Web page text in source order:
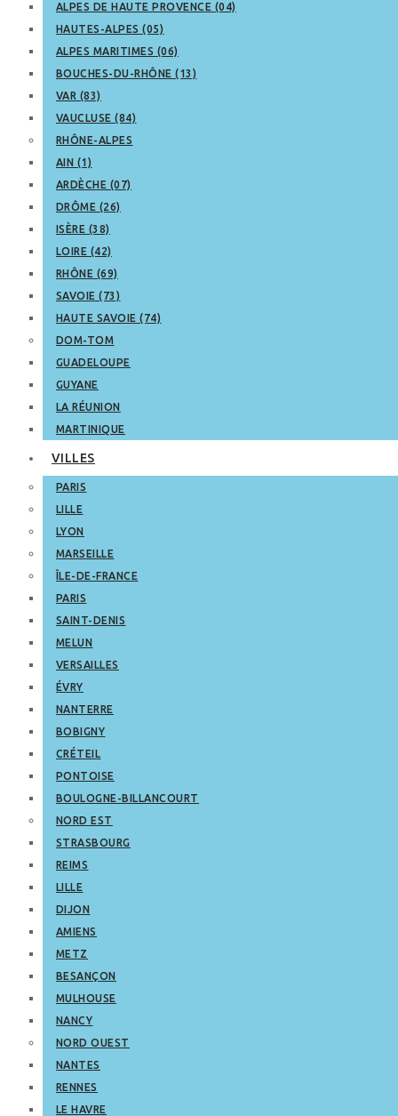
ALPES DE HAUTE PROVENCE (04)
HAUTES-ALPES (05)
ALPES MARITIMES (06)
BOUCHES-DU-RHÔNE (13)
VAR (83)
VAUCLUSE (84)
RHÔNE-ALPES
AIN (1)
ARDÈCHE (07)
DRÔME (26)
ISÈRE (38)
LOIRE (42)
RHÔNE (69)
SAVOIE (73)
HAUTE SAVOIE (74)
DOM-TOM
GUADELOUPE
GUYANE
LA RÉUNION
MARTINIQUE
VILLES
PARIS
LILLE
LYON
MARSEILLE
ÎLE-DE-FRANCE
PARIS
SAINT-DENIS
MELUN
VERSAILLES
ÉVRY
NANTERRE
BOBIGNY
CRÉTEIL
PONTOISE
BOULOGNE-BILLANCOURT
NORD EST
STRASBOURG
REIMS
LILLE
DIJON
AMIENS
METZ
BESANÇON
MULHOUSE
NANCY
NORD OUEST
NANTES
RENNES
LE HAVRE